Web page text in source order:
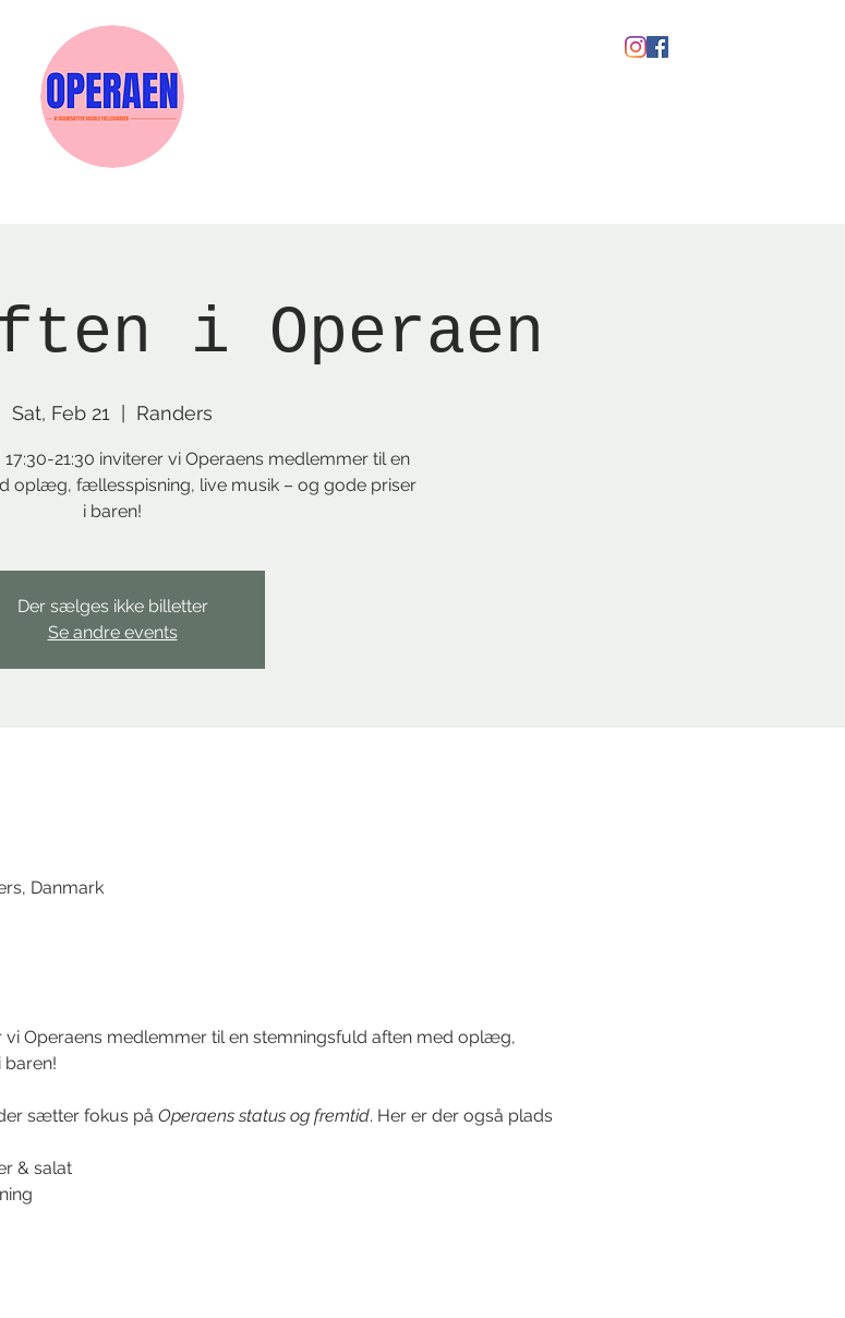
i Operaen
Sat, Feb 21 Randers
17:30-21:30 inviterer vi Operaens medlemmer til en
oplæg, fællesspisning, live musik – og gode priser
i baren!
Der sælges ikke billetter
Se andre events
Danmark
vi Operaens medlemmer til en stemningsfuld aften med oplæg,
baren!
sætter fokus på Operaens status og fremtid. Her er der også plads
& salat